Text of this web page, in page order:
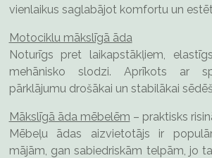
vienlaikus saglabājot komfortu un
Motociklu mākslīgā āda
Noturīgs pret laikapstākļiem,
mehānisko slodzi. Aprīkots ar
pārklājumu drošākai un stabilākai
Mākslīgā āda mēbelēm – praktisks
Mēbeļu ādas aizvietotājs ir
mājām, gan sabiedriskām telpām, jo